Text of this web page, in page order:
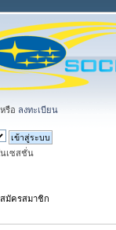
หรือ ลงทะเบียน
นเซสชั่น
สมัครสมาชิก